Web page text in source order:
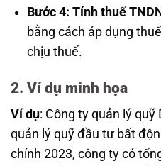
Bước 4: Tính thuế
bằng cách áp dụng
chịu thuế.
2. Ví dụ minh họa
Ví dụ: Công ty quản lý
quản lý quỹ đầu tư bất
chính 2023, công ty có